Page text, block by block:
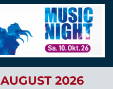
AUGUST 2026